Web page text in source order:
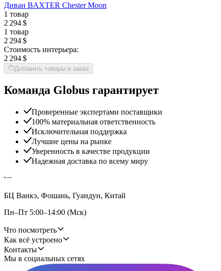
Диван BAXTER Chester Moon
1 товар
2 294 $
1 товар
2 294 $
Стоимость интерьера:
2 294 $
Добавить товары в заказ
Команда Globus гарантирует
Проверенные экспертами поставщики
100% материальная ответственность
Исключительная поддержка
Лучшие цены на рынке
Уверенность в качестве продукции
Надежная доставка по всему миру
БЦ Ванкэ, Фошань, Гуандун, Китай
Пн–Пт 5:00–14:00 (Мск)
Что посмотреть
Как всё устроено
Контакты
Мы в социальных сетях